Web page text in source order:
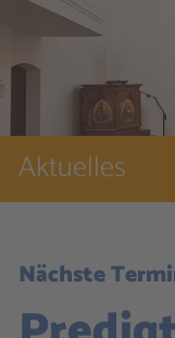
Aktuelles
Nächste